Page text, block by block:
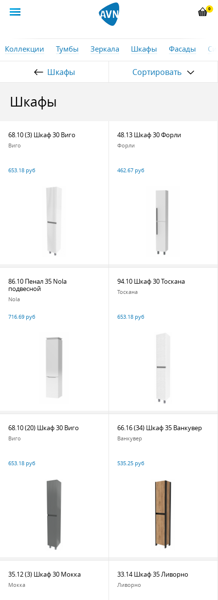
0
Коллекции Тумбы Зеркала Шкафы Фасады
Шкафы Сортировать
Шкафы
68.10 (3) Шкаф 30 Виго
Виго
653.18 руб
48.13 Шкаф 30 Форли
Форли
462.67 руб
86.10 Пенал 35 Nola
подвесной
Nola
716.69 руб
94.10 Шкаф 30 Тоскана
Тоскана
653.18 руб
68.10 (20) Шкаф 30 Виго
Виго
653.18 руб
66.16 (34) Шкаф 35 Ванкувер
Ванкувер
535.25 руб
35.12 (3) Шкаф 30 Мокка
Мокка
33.14 Шкаф 35 Ливорно
Ливорно